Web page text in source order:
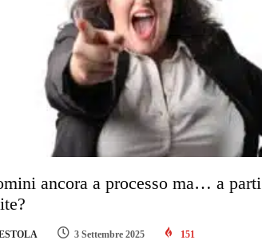
ancora a processo ma… a parti
3 Settembre 2025 151